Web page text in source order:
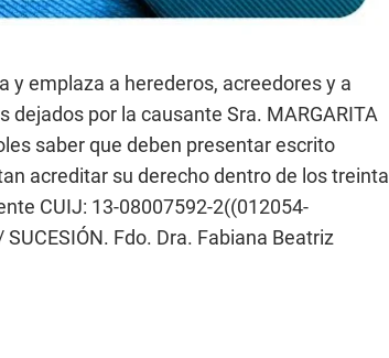
y emplaza a herederos, acreedores y a
por la causante Sra. MARGARITA
saber que deben presentar escrito
acreditar su derecho dentro de los treinta
CUIJ: 13-08007592-2((012054-
Fdo. Dra. Fabiana Beatriz